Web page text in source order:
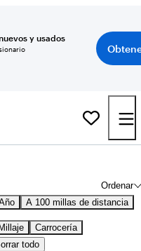
y usados
Ordenar
A 100 millas de distancia
Millaje
Carrocería
todo